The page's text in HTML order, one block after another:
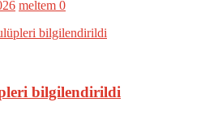
meltem 0
bilgilendirildi